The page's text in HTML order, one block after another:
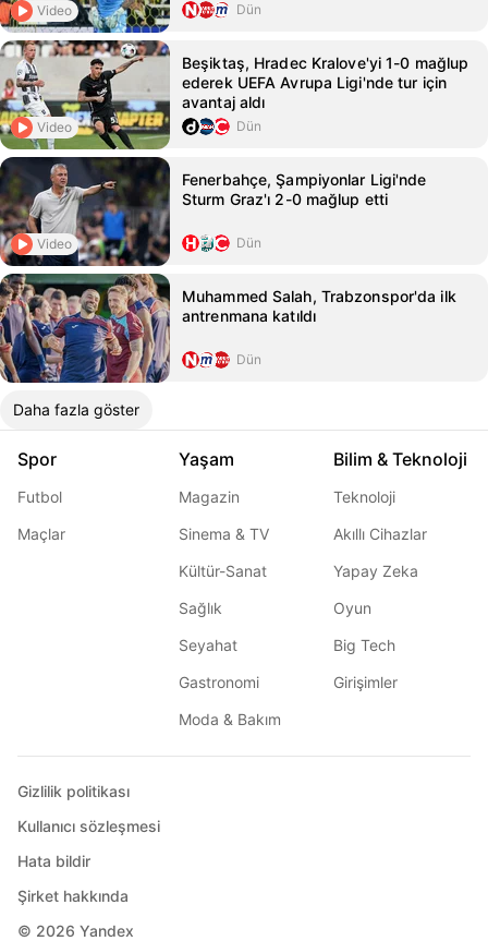
Video Dün
Video
Beşiktaş, Hradec Kralove'yi 1-0 mağlup
ederek UEFA Avrupa Ligi'nde tur için
avantaj aldı
Dün
Video
Fenerbahçe, Şampiyonlar Ligi'nde
Sturm Graz'ı 2-0 mağlup etti
Dün
Muhammed Salah, Trabzonspor'da ilk
antrenmana katıldı
Dün
Daha fazla göster
Spor
Futbol
Maçlar
Yaşam
Magazin
Sinema & TV
Kültür-Sanat
Sağlık
Seyahat
Gastronomi
Moda & Bakım
Bilim & Teknoloji
Teknoloji
Akıllı Cihazlar
Yapay Zeka
Oyun
Big Tech
Girişimler
© 2026 Yandex
Gizlilik politikası
Kullanıcı sözleşmesi
Hata bildir
Şirket hakkında